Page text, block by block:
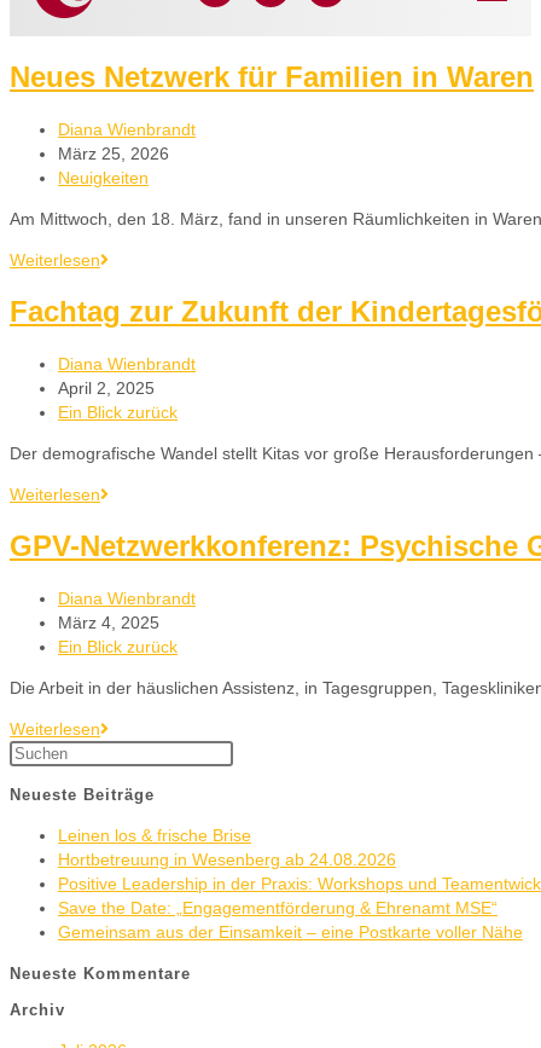
Neues Netzwerk für Familien in Waren
Diana Wienbrandt
März 25, 2026
Neuigkeiten
Am Mittwoch, den 18. März, fand in unseren Räumlichkeiten in
Weiterlesen
Fachtag zur Zukunft der
Diana Wienbrandt
April 2, 2025
Ein Blick zurück
Der demografische Wandel stellt Kitas vor große
Weiterlesen
GPV-Netzwerkkonferenz:
Diana Wienbrandt
März 4, 2025
Ein Blick zurück
Die Arbeit in der häuslichen Assistenz, in Tagesgruppen,
Weiterlesen
Neueste Beiträge
Leinen los & frische Brise
Hortbetreuung in Wesenberg ab 24.08.2026
Positive Leadership in der Praxis: Workshops und
Save the Date: „Engagementförderung & Ehrenamt MSE“
Gemeinsam aus der Einsamkeit – eine Postkarte voller Nähe
Neueste Kommentare
Archiv